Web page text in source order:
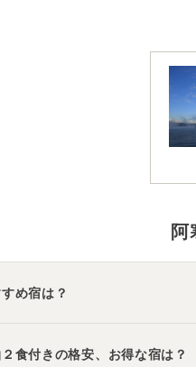
阿
め宿は？
ル」 ・ 「ホテル大平原」・ 「
食付きの格安、お得な宿は？